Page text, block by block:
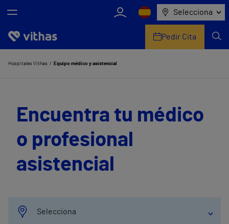
Selecciona
Nosotros
Servicios de salud
Equipo médico y asistencial
Información útil
Pedir Cita
Hospitales Vithas Equipo médico y asistencial
Encuentra tu médico
o profesional
asistencial
Selecciona